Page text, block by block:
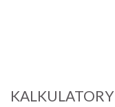
KALKULATORY